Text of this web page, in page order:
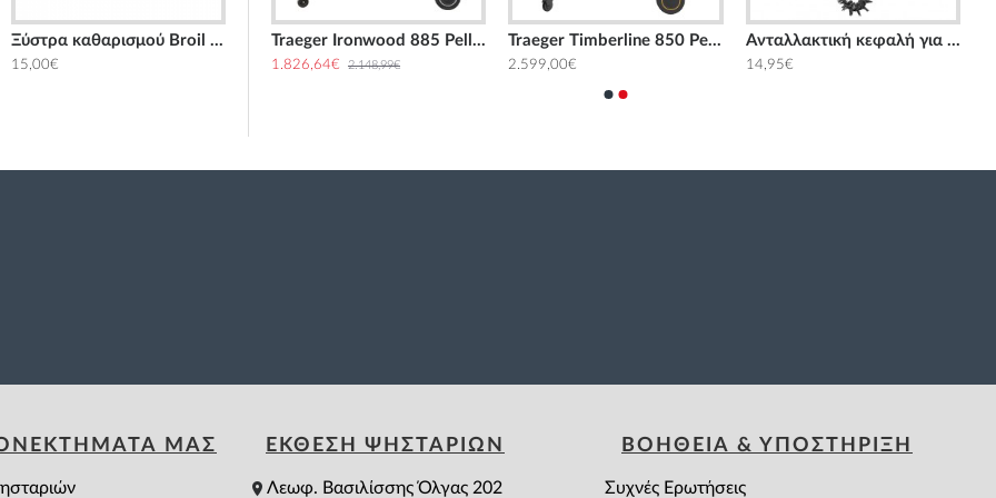
Ξύστρα καθαρισμού Broil King
15,00€1.614,15€
Traeger Ironwood 885 Pellet Grill
1.826,64€ 2.148,99€
Traeger Timberline 850 Pellet Grill
2.599,00€
Aνταλλακτική κεφαλή για Βούρτσα καθαρισμού Smoke Outdoorchef
14,95€
ΜΑΣ ΕΚΘΕΣΗ ΨΗΣΤΑΡΙΩΝ
Λεωφ. Βασιλίσσης Όλγας 202
ΒΟΗΘΕΙΑ & ΥΠΟΣΤΗΡΙΞΗ
Συχνές Ερωτήσεις